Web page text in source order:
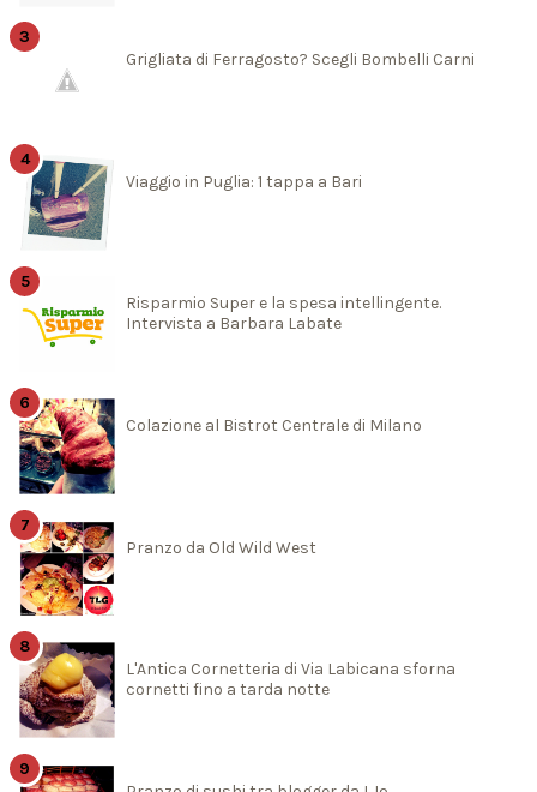
Grigliata di Ferragosto? Scegli Bombelli Carni
Viaggio in Puglia: 1 tappa a Bari
Risparmio Super e la spesa intellingente.
Intervista a Barbara Labate
Colazione al Bistrot Centrale di Milano
Pranzo da Old Wild West
L'Antica Cornetteria di Via Labicana sforna
cornetti fino a tarda notte